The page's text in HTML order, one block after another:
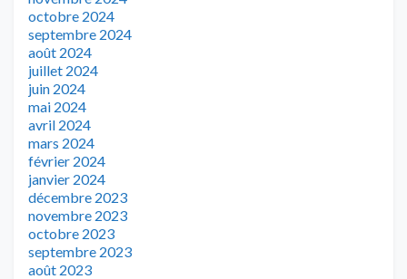
octobre 2024
septembre 2024
août 2024
juillet 2024
juin 2024
mai 2024
avril 2024
mars 2024
février 2024
janvier 2024
décembre 2023
novembre 2023
octobre 2023
septembre 2023
août 2023